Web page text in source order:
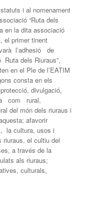
i al nomenament
“Ruta dels
en la dita associació
el primer tinent
l’adhesió de
Ruta dels Riuraus”,
en el Ple de l’EATIM
consta en els
divulgació,
com rural,
del món dels riuraus i
afavorir
la cultura, usos i
riuraus, el cultiu del
a través de la
als riuraus;
culturals,